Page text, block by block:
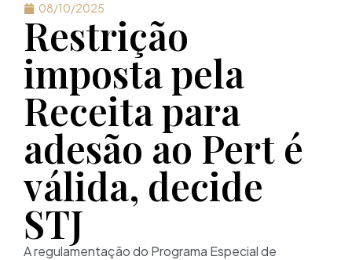
08/10/2025
Restrição
imposta pela
Receita para
adesão ao Pert é
válida, decide
STJ
A regulamentação do Programa Especial de